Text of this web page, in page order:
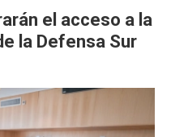
el acceso a la
la Defensa Sur